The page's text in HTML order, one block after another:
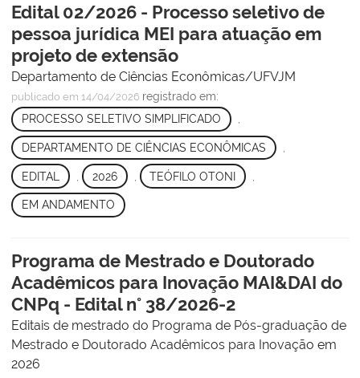
Edital 02/2026 - Processo seletivo de
pessoa jurídica MEI para atuação em
projeto de extensão
Departamento de Ciências Econômicas/UFVJM
publicado em 14/04/2026 registrado em:
PROCESSO SELETIVO SIMPLIFICADO
,
DEPARTAMENTO DE CIÊNCIAS ECONÔMICAS
EDITAL 2026 TEÓFILO OTONI
EM ANDAMENTO
Programa de Mestrado e Doutorado
Acadêmicos para Inovação MAI&DAI do
CNPq - Edital n° 38/2026-2
Editais de mestrado do Programa de Pós-graduação de
Mestrado e Doutorado Acadêmicos para Inovação em
2026